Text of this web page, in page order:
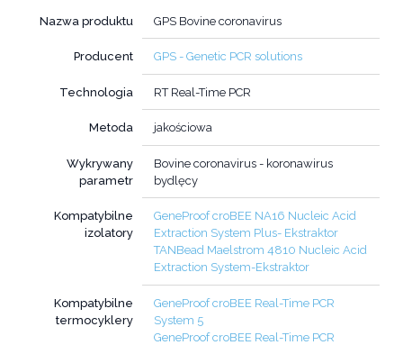
Nazwa produktu GPS Bovine coronavirus
Producent GPS - Genetic PCR solutions
Technologia RT Real-Time PCR
Metoda jakościowa
Wykrywany
parametr
Bovine coronavirus - koronawirus
bydlęcy
Kompatybilne
izolatory
GeneProof croBEE NA16 Nucleic Acid
Extraction System Plus- Ekstraktor
TANBead Maelstrom 4810 Nucleic Acid
Extraction System-Ekstraktor
Kompatybilne
termocyklery
GeneProof croBEE Real-Time PCR
System 5
GeneProof croBEE Real-Time PCR